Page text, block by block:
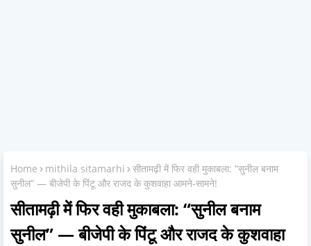
Home mithila sitamarhi
सीतामढ़ी में फिर वही मुकाबला: “सुनील बनाम
सुनील” — बीजेपी के पिंटू और राजद के कुशवाहा आमने-सामने!
सीतामढ़ी में फिर वही मुकाबला: “सुनील बनाम
सुनील” — बीजेपी के पिंटू और राजद के कुशवाहा